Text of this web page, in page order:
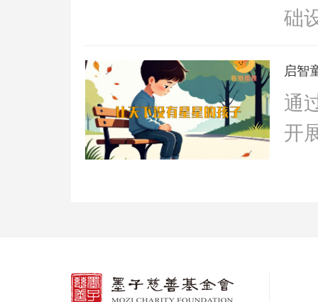
础
前
证,
务
启智
通
开